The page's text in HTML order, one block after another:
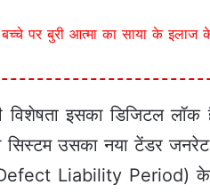
पर बुरी आत्मा का साया के इलाज
विशेषता इसका डिजिटल
सिस्टम उसका नया टेंडर
Liability Period)